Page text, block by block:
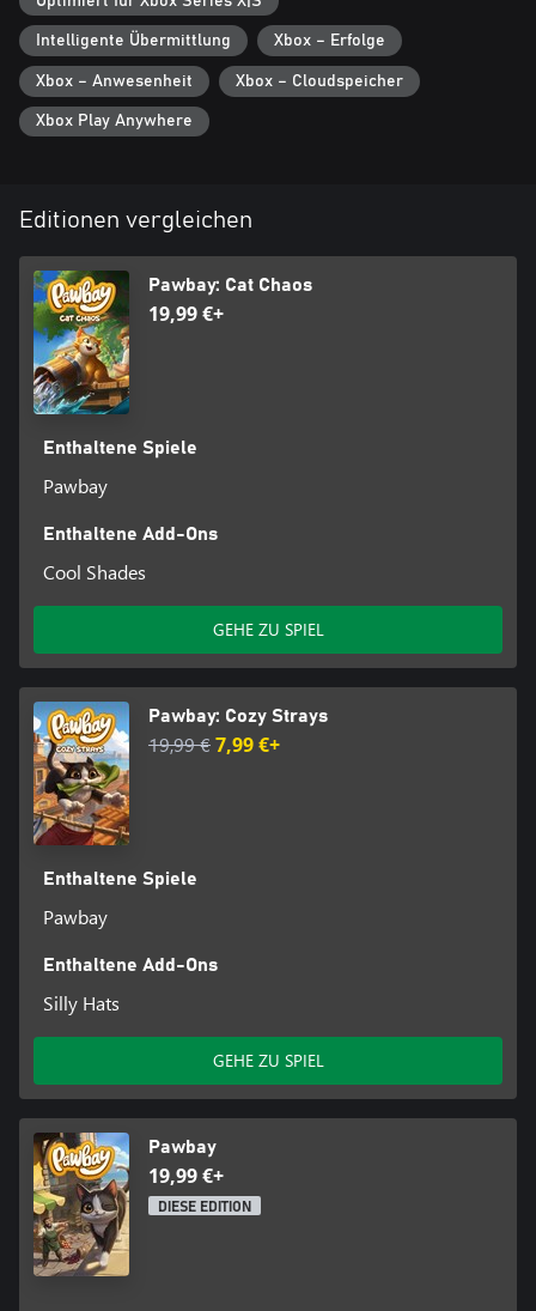
Intelligente Übermittlung Xbox – Erfolge
Xbox – Anwesenheit Xbox – Cloudspeicher
Xbox Play Anywhere
Editionen vergleichen
Pawbay: Cat Chaos
19,99 €+
Enthaltene Spiele
Pawbay
Enthaltene Add-Ons
Cool Shades
GEHE ZU SPIEL
Pawbay: Cozy Strays
19,99 €7,99 €+
Enthaltene Spiele
Pawbay
Enthaltene Add-Ons
Silly Hats
GEHE ZU SPIEL
Pawbay
19,99 €+
DIESE EDITION